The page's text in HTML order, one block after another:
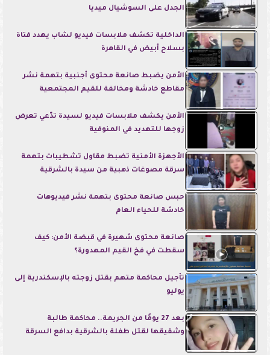
الجدل على السوشيال ميديا
الداخلية تكشف ملابسات فيديو لشاب يهدد فتاة
بسلاح أبيض في القاهرة
الأمن يضبط صانعة محتوى أجنبية بتهمة نشر
مقاطع خادشة ومخالفة للقيم المجتمعية
الأمن يكشف ملابسات فيديو لسيدة تدّعي تعرض
زوجها للتهديد في المنوفية
الأجهزة الأمنية تضبط مقاول تشطيبات بتهمة
سرقة مصوغات ذهبية من سيدة بالشرقية
حبس صانعة محتوى بتهمة نشر فيديوهات
خادشة للحياء العام
صانعة محتوى شهيرة في قبضة الأمن: كيف
سقطت في فخ القيم المهدورة؟
تأجيل محاكمة متهم بقتل زوجته بالإسكندرية إلى
يوليو
بعد 27 يومًا من الجريمة.. محاكمة طالبة
وشقيقها لقتل طفلة بالشرقية بدافع السرقة